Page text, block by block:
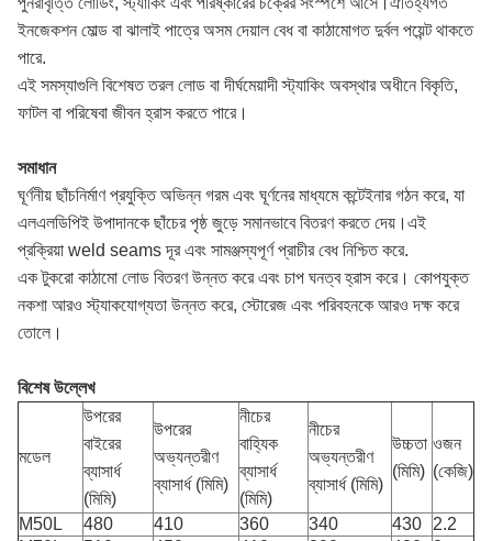
ইনজেকশন মোল্ড বা ঝালাই পাত্রে অসম দেয়াল বেধ বা কাঠামোগত দুর্বল পয়েন্ট থাকতে
পারে.
এই সমস্যাগুলি বিশেষত তরল লোড বা দীর্ঘমেয়াদী স্ট্যাকিং অবস্থার অধীনে বিকৃতি,
ফাটল বা পরিষেবা জীবন হ্রাস করতে পারে।
সমাধান
ঘূর্ণনীয় ছাঁচনির্মাণ প্রযুক্তি অভিন্ন গরম এবং ঘূর্ণনের মাধ্যমে কন্টেইনার গঠন করে, যা
এলএলডিপিই উপাদানকে ছাঁচের পৃষ্ঠ জুড়ে সমানভাবে বিতরণ করতে দেয়।এই
প্রক্রিয়া weld seams দূর এবং সামঞ্জস্যপূর্ণ প্রাচীর বেধ নিশ্চিত করে.
এক টুকরো কাঠামো লোড বিতরণ উন্নত করে এবং চাপ ঘনত্ব হ্রাস করে। কোপযুক্ত
নকশা আরও স্ট্যাকযোগ্যতা উন্নত করে, স্টোরেজ এবং পরিবহনকে আরও দক্ষ করে
তোলে।
বিশেষ উল্লেখ
মডেল
উপরের
বাইরের
ব্যাসার্ধ
(মিমি)
উপরের
অভ্যন্তরীণ
ব্যাসার্ধ (মিমি)
নীচের
বাহ্যিক
ব্যাসার্ধ
(মিমি)
নীচের
অভ্যন্তরীণ
ব্যাসার্ধ (মিমি)
উচ্চতা
(মিমি)
ওজন
(কেজি)
M50L 480 410 360 340 430
2.2